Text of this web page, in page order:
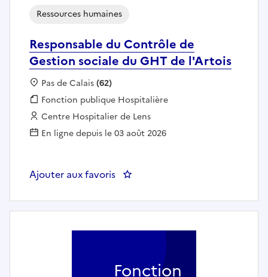
Responsable du Contrôle de
Gestion sociale du GHT de l'Artois
Ressources humaines
Localisation :
Pas de Calais(62)
Fonction publique :
Fonction publique Hospitalière
Employeur :
Centre Hospitalier de Lens
En ligne depuis le 03 août 2026
Ajouter aux favoris : Responsable du Contrôle de
Fonction